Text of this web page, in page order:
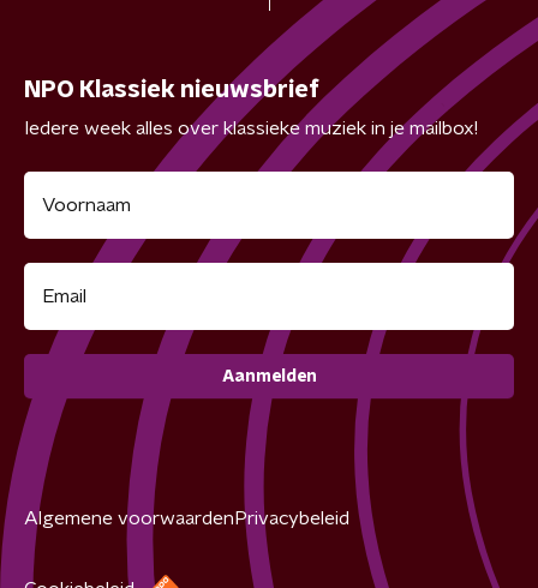
NPO Klassiek nieuwsbrief
Iedere week alles over klassieke muziek in je mailbox!
Aanmelden
Algemene voorwaarden Privacybeleid